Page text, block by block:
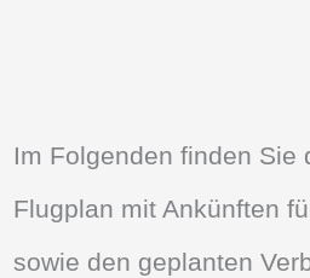
Im Folgenden finden Sie
Flugplan mit Ankünften
sowie den geplanten